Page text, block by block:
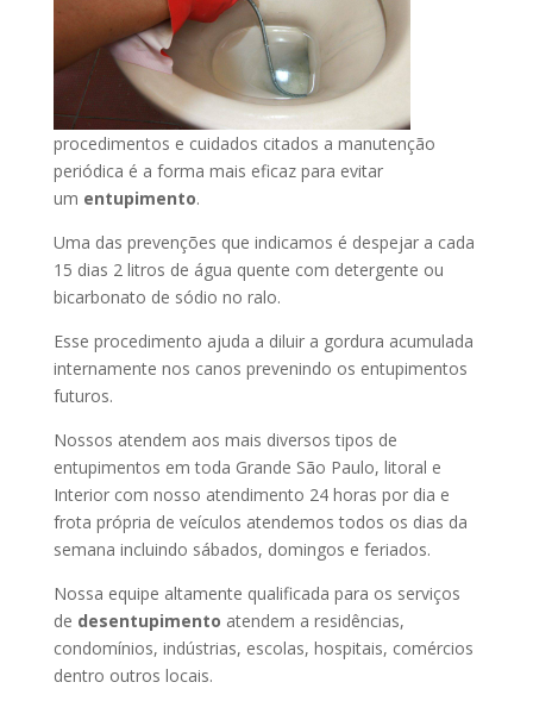
procedimentos e cuidados citados a manutenção
periódica é a forma mais eficaz para evitar
um entupimento.
Uma das prevenções que indicamos é despejar a cada
15 dias 2 litros de água quente com detergente ou
bicarbonato de sódio no ralo.
Esse procedimento ajuda a diluir a gordura acumulada
internamente nos canos prevenindo os entupimentos
futuros.
Nossos atendem aos mais diversos tipos de
entupimentos em toda Grande São Paulo, litoral e
Interior com nosso atendimento 24 horas por dia e
frota própria de veículos atendemos todos os dias da
semana incluindo sábados, domingos e feriados.
Nossa equipe altamente qualificada para os serviços
de desentupimento atendem a residências,
condomínios, indústrias, escolas, hospitais, comércios
dentro outros locais.